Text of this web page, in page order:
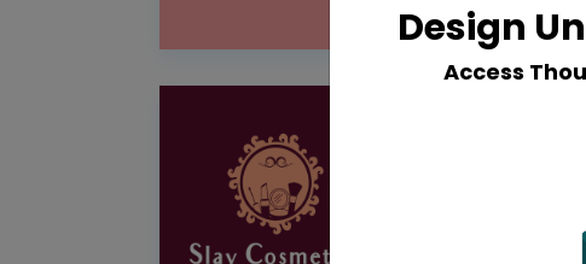
Design
Access